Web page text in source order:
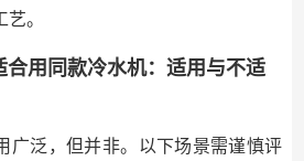
。
合用同款冷水机：适用与不适
广泛，但并非。以下场景需谨慎评